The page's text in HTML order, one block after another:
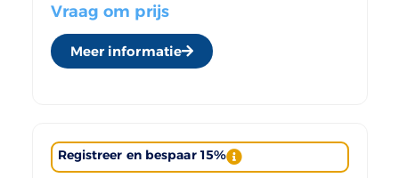
Vraag om prijs
Meer informatie
Registreer en bespaar 15%